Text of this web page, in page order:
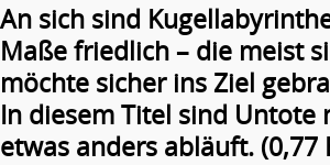
An sich sind
Maße friedlich – die meist
möchte sicher ins Ziel
In diesem Titel sind
etwas anders abläuft. (0,77